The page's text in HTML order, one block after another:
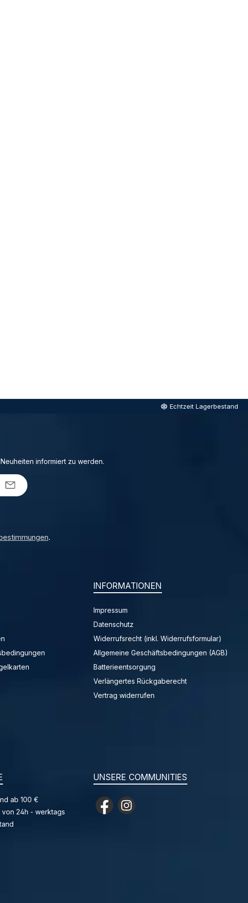
Echtzeit Lagerbestand
informiert zu werden.
.
INFORMATIONEN
Impressum
Datenschutz
Widerrufsrecht (inkl. Widerrufsformular)
Allgemeine Geschäftsbedingungen (AGB)
Batterieentsorgung
Verlängertes Rückgaberecht
Vertrag widerrufen
ab 100 €
von 24h - werktags
UNSERE COMMUNITIES
FacebookInstagram